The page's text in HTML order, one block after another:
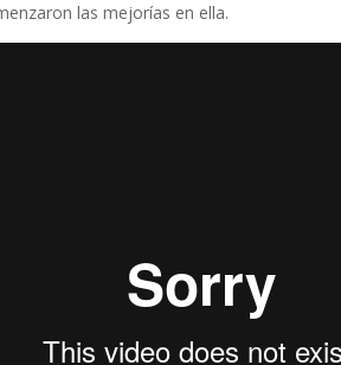
las mejorías en ella.